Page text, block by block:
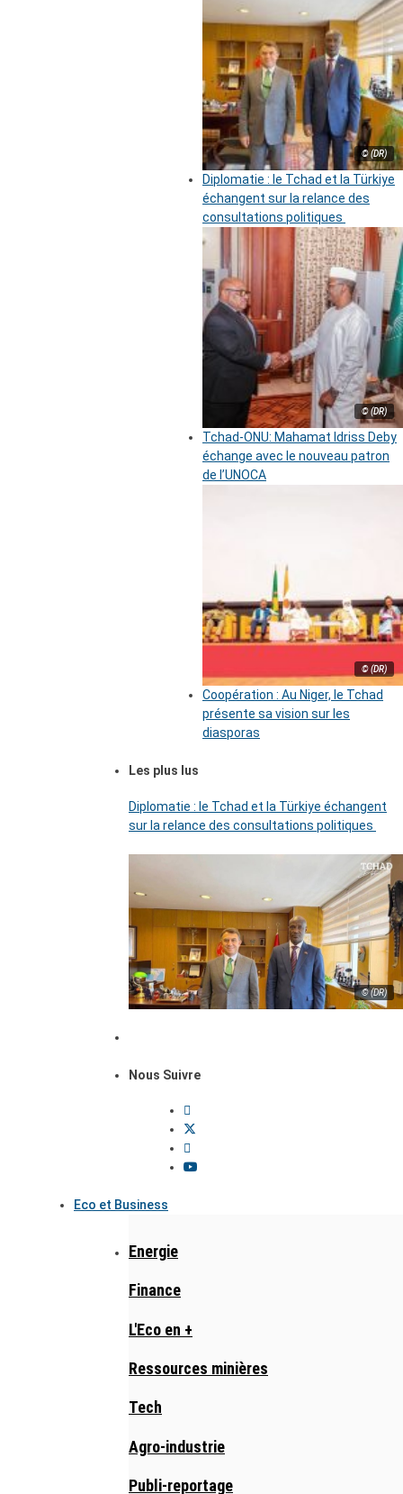
© (DR)
Diplomatie : le Tchad et la Türkiye
échangent sur la relance des
consultations politiques
© (DR)
Tchad-ONU: Mahamat Idriss Deby
échange avec le nouveau patron
de l’UNOCA
© (DR)
Coopération : Au Niger, le Tchad
présente sa vision sur les
diasporas
Les plus lus
Diplomatie : le Tchad et la Türkiye échangent
sur la relance des consultations politiques
© (DR)
Nous Suivre
Eco et Business
Energie
Finance
L'Eco en +
Ressources minières
Tech
Agro-industrie
Publi-reportage